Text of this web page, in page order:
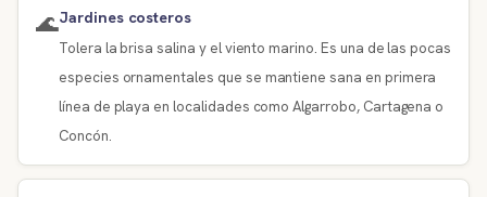
🌊Jardines costeros
Tolera la brisa salina y el viento marino. Es una de las pocas
especies ornamentales que se mantiene sana en primera
línea de playa en localidades como Algarrobo, Cartagena o
Concón.